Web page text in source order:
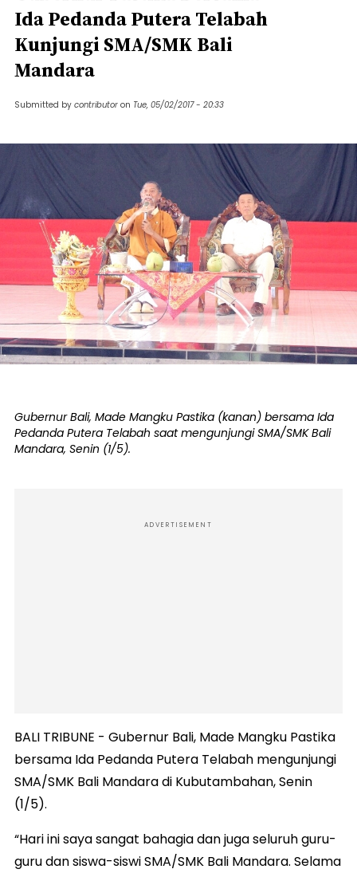
Ida Pedanda Putera Telabah
Kunjungi SMA/SMK Bali
Mandara
Submitted by contributor on Tue, 05/02/2017 - 20:33
Gubernur Bali, Made Mangku Pastika (kanan) bersama Ida
Pedanda Putera Telabah saat mengunjungi SMA/SMK Bali
Mandara, Senin (1/5).
ADVERTISEMENT
BALI TRIBUNE - Gubernur Bali, Made Mangku Pastika
bersama Ida Pedanda Putera Telabah mengunjungi
SMA/SMK Bali Mandara di Kubutambahan, Senin
(1/5).
“Hari ini saya sangat bahagia dan juga seluruh guru-
guru dan siswa-siswi SMA/SMK Bali Mandara. Selama